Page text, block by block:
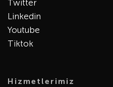
Twitter
Linkedin
Youtube
Tiktok
Hizmetlerimiz